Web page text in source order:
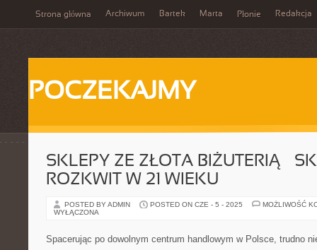
Strona główna Archiwum Bartek Marta Płonie Redakcja
POCZEKAJMY
SKLEPY ZE ZŁOTA BIŻUTERIĄ –
ROZKWIT W 21 WIEKU
POSTED BY ADMIN POSTED ON CZE - 5 - 2025
MOŻLIWOŚĆ
WYŁĄCZONA
Spacerując po dowolnym centrum handlowym w Polsce, trudno